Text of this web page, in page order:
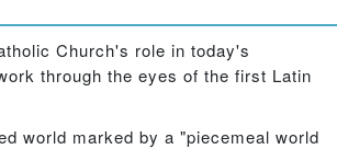
Church's role in today's
through the eyes of the first Latin
world marked by a "piecemeal world